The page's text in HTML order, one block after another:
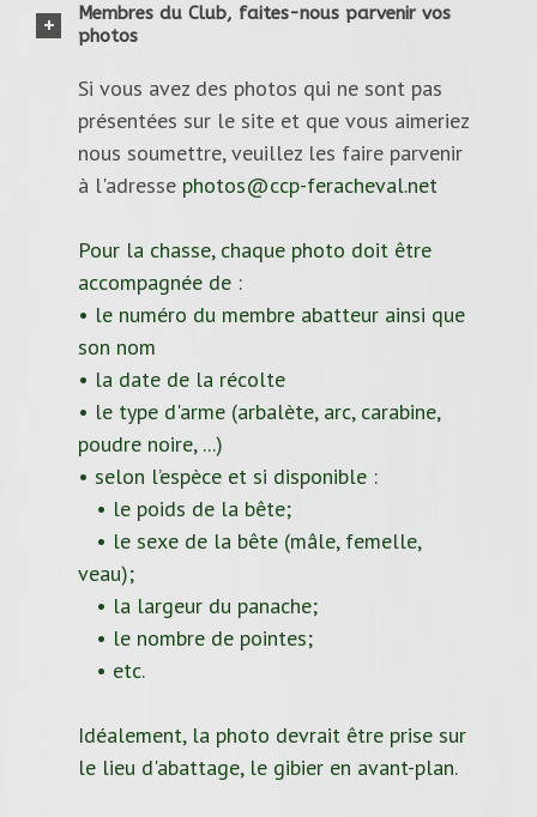
Membres du Club, faites-nous parvenir vos
photos
Si vous avez des photos qui ne sont pas
présentées sur le site et que vous aimeriez
nous soumettre, veuillez les faire parvenir
à l'adresse photos@ccp-feracheval.net
Pour la chasse, chaque photo doit être
accompagnée de :
• le numéro du membre abatteur ainsi que
son nom
• la date de la récolte
• le type d'arme (arbalète, arc, carabine,
poudre noire, ...)
• selon l’espèce et si disponible :
• le poids de la bête;
• le sexe de la bête (mâle, femelle,
veau);
• la largeur du panache;
• le nombre de pointes;
• etc.
Idéalement, la photo devrait être prise sur
le lieu d'abattage, le gibier en avant-plan.